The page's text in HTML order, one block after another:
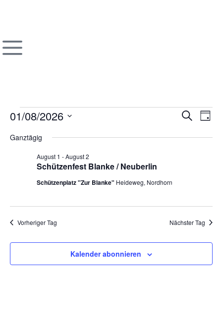
SucheTag
01/08/2026
wählen.
Ganztägig
Schützenfest Blanke / Neuberlin
August 1 -August 2
Schützenplatz "Zur Blanke" Heideweg, Nordhorn
Vorheriger Tag Nächster Tag
Kalender abonnieren